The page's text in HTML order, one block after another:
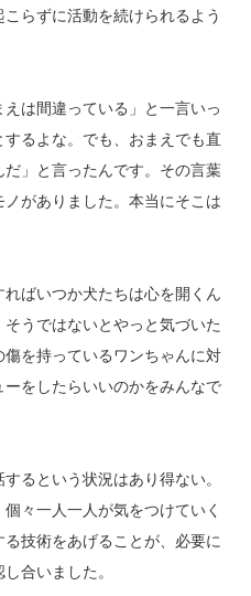
らずに活動を続けられるよう
は間違っている」と一言いっ
るよな。でも、おまえでも直
」と言ったんです。その言葉
がありました。本当にそこは
ばいつか犬たちは心を開くん
うではないとやっと気づいた
を持っているワンちゃんに対
をしたらいいのかをみんなで
るという状況はあり得ない。
々一人一人が気をつけていく
技術をあげることが、必要に
合いました。